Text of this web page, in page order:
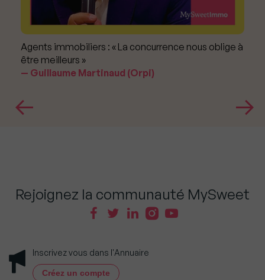
Agents immobiliers : « La concurrence nous oblige à
être meilleurs »
Guillaume Martinaud (Orpi)
Rejoignez la communauté MySweet
Inscrivez vous dans l'Annuaire
Créez un compte